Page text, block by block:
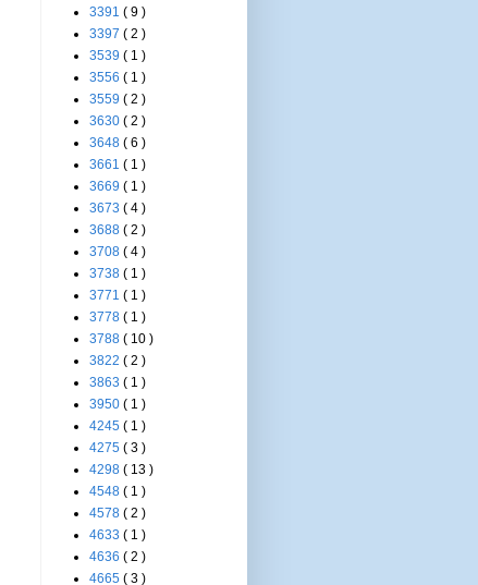
3391 ( 9 )
3397 ( 2 )
3539 ( 1 )
3556 ( 1 )
3559 ( 2 )
3630 ( 2 )
3648 ( 6 )
3661 ( 1 )
3669 ( 1 )
3673 ( 4 )
3688 ( 2 )
3708 ( 4 )
3738 ( 1 )
3771 ( 1 )
3778 ( 1 )
3788 ( 10 )
3822 ( 2 )
3863 ( 1 )
3950 ( 1 )
4245 ( 1 )
4275 ( 3 )
4298 ( 13 )
4548 ( 1 )
4578 ( 2 )
4633 ( 1 )
4636 ( 2 )
4665 ( 3 )